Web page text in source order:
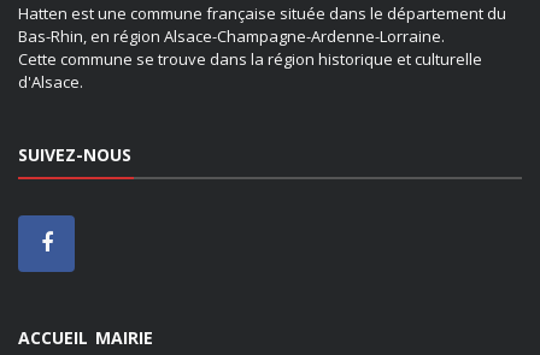
Hatten est une commune française située dans le département du
Bas-Rhin, en région Alsace-Champagne-Ardenne-Lorraine.
Cette commune se trouve dans la région historique et culturelle
d'Alsace.
SUIVEZ-NOUS
ACCUEIL MAIRIE